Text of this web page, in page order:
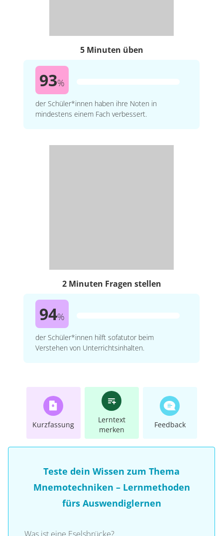
5 Minuten üben
93%
der Schüler*innen haben ihre Noten in
mindestens einem Fach verbessert.
2 Minuten Fragen stellen
94%
der Schüler*innen hilft sofatutor beim
Verstehen von Unterrichtsinhalten.
Kurzfassung
Lerntext
merken
Feedback
Teste dein Wissen zum Thema
Mnemotechniken – Lernmethoden
fürs Auswendiglernen